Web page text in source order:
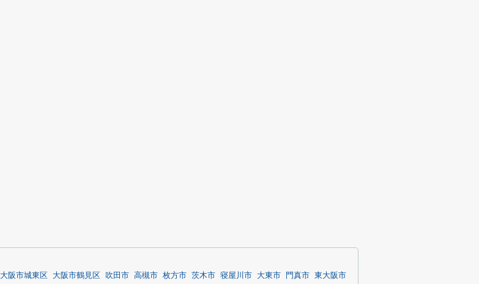
大阪市城東区 大阪市鶴見区 吹田市 高槻市 枚方市 茨木市 寝屋川市 大東市 門真市 東大阪市